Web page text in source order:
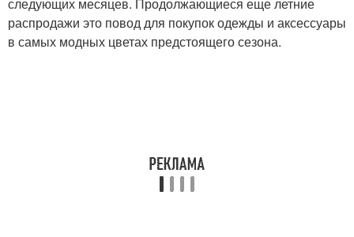
распродажи это повод для покупок одежды и аксессуары
в самых модных цветах предстоящего сезона.